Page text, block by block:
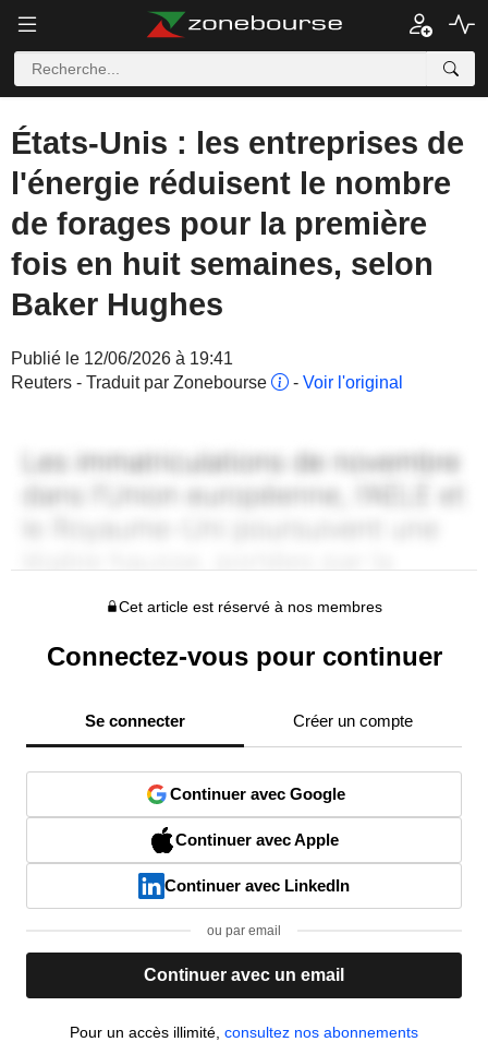
États-Unis : les entreprises de
l'énergie réduisent le nombre
de forages pour la première
fois en huit semaines, selon
Baker Hughes
Publié le 12/06/2026 à 19:41
Reuters - Traduit par Zonebourse
- Voir l'original
Cet article est réservé à nos membres
Connectez-vous pour continuer
Se connecter Créer un compte
Continuer avec Google
Continuer avec Apple
Continuer avec LinkedIn
ou par email
Continuer avec un email
Pour un accès illimité, consultez nos abonnements